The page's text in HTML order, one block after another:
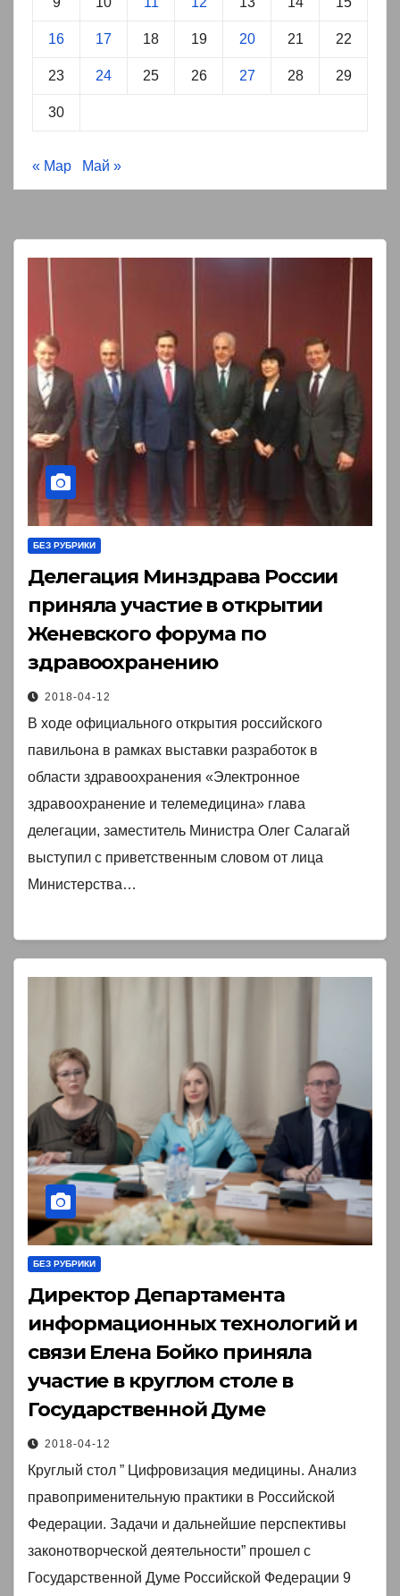
16 17 18 19 20 21 22
23 24 25 26 27 28 29
30
« Мар Май »
БЕЗ РУБРИКИ
Делегация Минздрава России
приняла участие в открытии
Женевского форума по
здравоохранению￼
2018-04-12
В ходе официального открытия российского
павильона в рамках выставки разработок в
области здравоохранения «Электронное
здравоохранение и телемедицина» глава
делегации, заместитель Министра Олег Салагай
выступил с приветственным словом от лица
Министерства…
БЕЗ РУБРИКИ
Директор Департамента
информационных технологий и
связи Елена Бойко приняла
участие в круглом столе в
Государственной Думе￼
2018-04-12
Круглый стол ” Цифровизация медицины. Анализ
правоприменительную практики в Российской
Федерации. Задачи и дальнейшие перспективы
законотворческой деятельности” прошел с
Государственной Думе Российской Федерации 9